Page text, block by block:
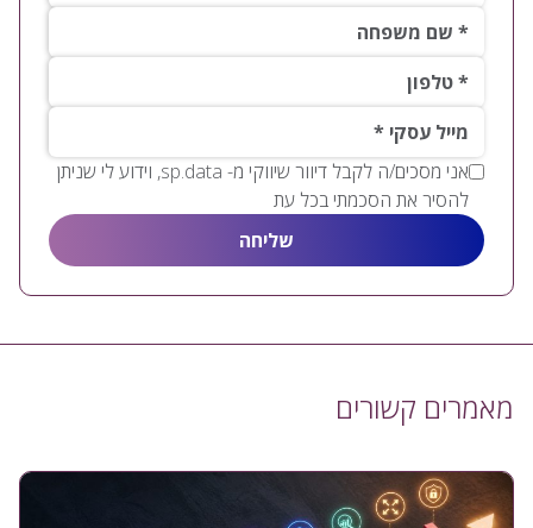
שם משפחה*
טלפון*
*מייל עסקי
אני מסכים/ה לקבל דיוור שיווקי מ- sp.data, וידוע לי שניתן
להסיר את הסכמתי בכל עת
מאמרים קשורים